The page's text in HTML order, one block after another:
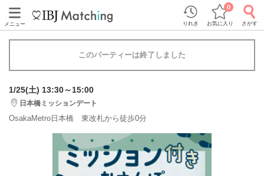
メニュー りれき お気に入り
0
さがす
このパーティーは終了しました
1/25(土) 13:30～15:00
日本橋ミッションデート
OsakaMetro日本橋 東改札から徒歩0分